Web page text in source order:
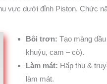
vực dưới đỉnh Piston. Chức
Bôi trơn: Tạo màng
khuỷu, cam – cò).
Làm mát: Hấp thụ &
làm mát.